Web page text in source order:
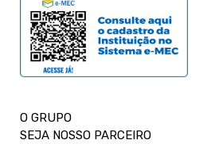
O GRUPO
SEJA NOSSO PARCEIRO